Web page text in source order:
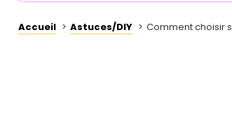
Accueil Astuces/DIY Comment choisir